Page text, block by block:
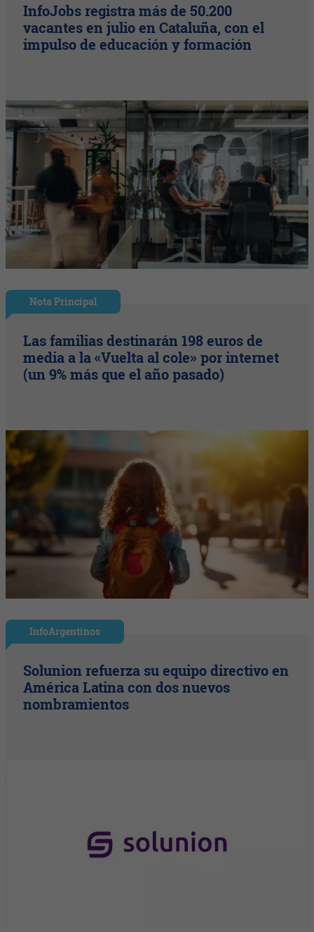
InfoJobs registra más de 50.200
vacantes en julio en Cataluña, con el
impulso de educación y formación
Nota Principal
Las familias destinarán 198 euros de
media a la «Vuelta al cole» por internet
(un 9% más que el año pasado)
InfoArgentinos
Solunion refuerza su equipo directivo en
América Latina con dos nuevos
nombramientos